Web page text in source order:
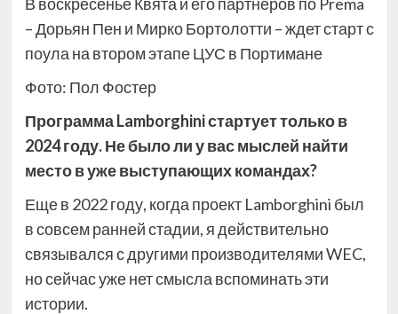
– Дорьян Пен и Мирко Бортолотти – ждет старт с
поула на втором этапе ЦУС в Портимане
Фото: Пол Фостер
Программа Lamborghini стартует только в
2024 году. Не было ли у вас мыслей найти
место в уже выступающих командах?
Еще в 2022 году, когда проект Lamborghini был
в совсем ранней стадии, я действительно
связывался с другими производителями WEC,
но сейчас уже нет смысла вспоминать эти
истории.